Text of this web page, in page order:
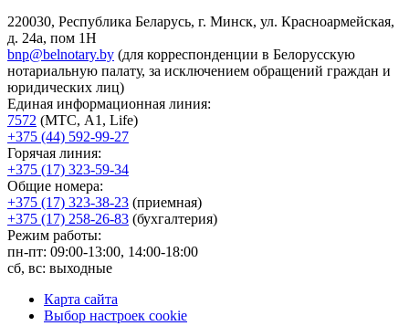
220030, Республика Беларусь, г. Минск, ул. Красноармейская,
д. 24а, пом 1Н
bnp@belnotary.by (для корреспонденции в Белорусскую
нотариальную палату, за исключением обращений граждан и
юридических лиц)
Единая информационная линия:
7572 (МТС, A1, Life)
+375 (44) 592-99-27
Горячая линия:
+375 (17) 323-59-34
Общие номера:
+375 (17) 323-38-23 (приемная)
+375 (17) 258-26-83 (бухгалтерия)
Режим работы:
пн-пт: 09:00-13:00, 14:00-18:00
сб, вс: выходные
Карта сайта
Выбор настроек cookie